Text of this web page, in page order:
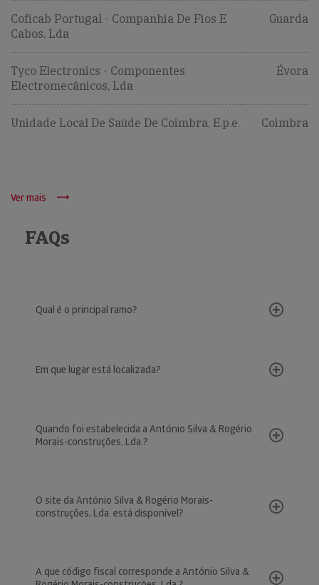
Coficab Portugal - Companhia De Fios E
Cabos, Lda
Guarda
Tyco Electronics - Componentes
Electromecânicos, Lda
Évora
Unidade Local De Saúde De Coimbra, E.p.e. Coimbra
Ver mais
FAQs
Qual é o principal ramo?
Em que lugar está localizada?
Quando foi estabelecida a António Silva & Rogério
Morais-construções, Lda.?
O site da António Silva & Rogério Morais-
construções, Lda. está disponível?
A que código fiscal corresponde a António Silva &